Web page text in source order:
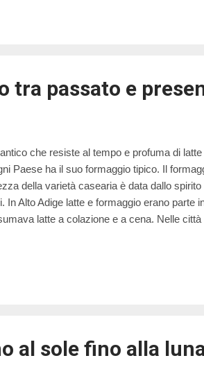
dell'autobus, il panificio, il macellaio, un
tra passato e
che resiste al tempo e profuma di
Paese ha il suo formaggio tipico. Il
della varietà casearia è data dallo
In Alto Adige latte e formaggio erano parte
latte a colazione e a cena. Nelle
sul latte, le norme igieniche hanno
al sole fino alla